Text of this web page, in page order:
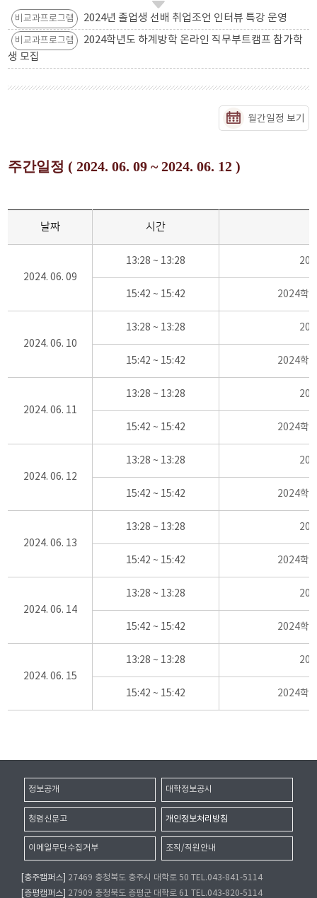
비교과프로그램 2024년 졸업생 선배 취업조언 인터뷰 특강 운영
비교과프로그램
2024학년도 하계방학 온라인 직무부트캠프 참가학
생 모집
월간일정 보기
주간일정 ( 2024. 06. 09 ~ 2024. 06. 12 )
날짜 시간
2024. 06. 09
13:28 ~ 13:28
15:42 ~ 15:42 2024학
2024. 06. 10
13:28 ~ 13:28
15:42 ~ 15:42 2024학
2024. 06. 11
13:28 ~ 13:28
15:42 ~ 15:42 2024학
2024. 06. 12
13:28 ~ 13:28
15:42 ~ 15:42 2024학
2024. 06. 13
13:28 ~ 13:28
15:42 ~ 15:42 2024학
2024. 06. 14
13:28 ~ 13:28
15:42 ~ 15:42 2024학
2024. 06. 15
13:28 ~ 13:28
15:42 ~ 15:42 2024학
정보공개 대학정보공시
청렴신문고 개인정보처리방침
이메일무단수집거부 조직/직원안내
[충주캠퍼스]
27469 충청북도 충주시 대학로 50 TEL.043-841-5114
[증평캠퍼스]
27909 충청북도 증평군 대학로 61 TEL.043-820-5114